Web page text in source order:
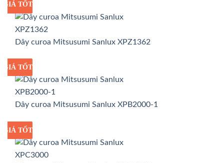
GIÁ SỈ
GIÁ TỐT
Dây curoa Mitsusumi Sanlux XPZ1362
GIÁ SỈ
GIÁ TỐT
Dây curoa Mitsusumi Sanlux XPB2000-1
GIÁ SỈ
GIÁ TỐT